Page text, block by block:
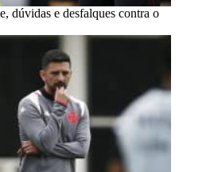
dúvidas e desfalques contra o